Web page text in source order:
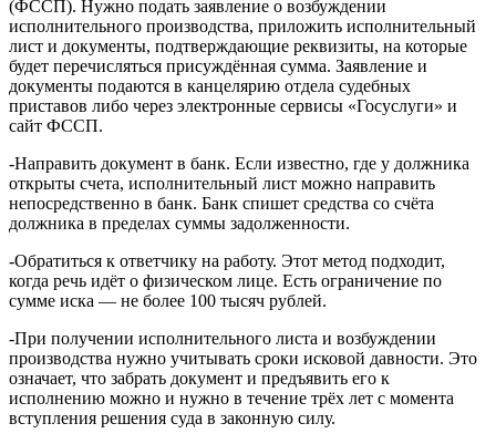
(ФССП). Нужно подать заявление о возбуждении
исполнительного производства, приложить исполнительный
лист и документы, подтверждающие реквизиты, на которые
будет перечисляться присуждённая сумма. Заявление и
документы подаются в канцелярию отдела судебных
приставов либо через электронные сервисы «Госуслуги» и
сайт ФССП.
-Направить документ в банк. Если известно, где у должника
открыты счета, исполнительный лист можно направить
непосредственно в банк. Банк спишет средства со счёта
должника в пределах суммы задолженности.
-Обратиться к ответчику на работу. Этот метод подходит,
когда речь идёт о физическом лице. Есть ограничение по
сумме иска — не более 100 тысяч рублей.
-При получении исполнительного листа и возбуждении
производства нужно учитывать сроки исковой давности. Это
означает, что забрать документ и предъявить его к
исполнению можно и нужно в течение трёх лет с момента
вступления решения суда в законную силу.